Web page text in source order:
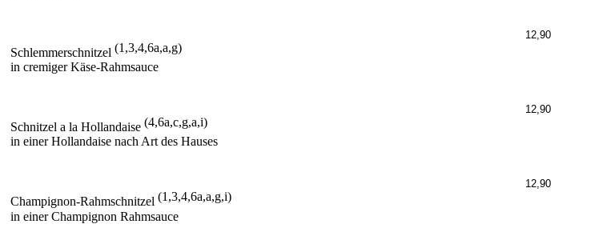
12,90
Schlemmerschnitzel (1,3,4,6a,a,g)
in cremiger Käse-Rahmsauce
12,90
Schnitzel a la Hollandaise (4,6a,c,g,a,i)
in einer Hollandaise nach Art des Hauses
12,90
Champignon-Rahmschnitzel (1,3,4,6a,a,g,i)
in einer Champignon Rahmsauce